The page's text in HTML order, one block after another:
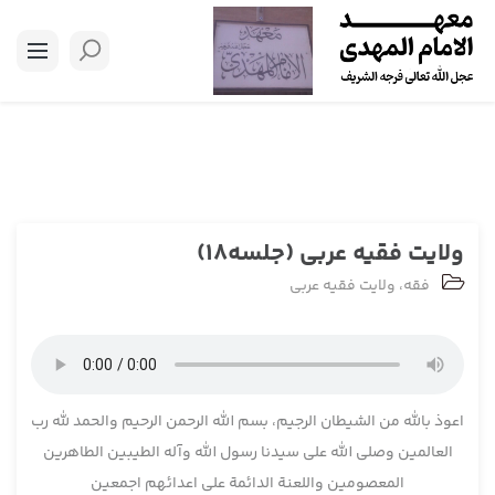
ولایت فقیه عربی (جلسه18)
فقه، ولایت فقیه عربی
اعوذ بالله من الشیطان الرجیم، بسم الله الرحمن الرحیم والحمد لله رب
العالمین وصلی الله علی سیدنا رسول الله وآله الطیبین الطاهرین
المعصومین واللعنة الدائمة علی اعدائهم اجمعین